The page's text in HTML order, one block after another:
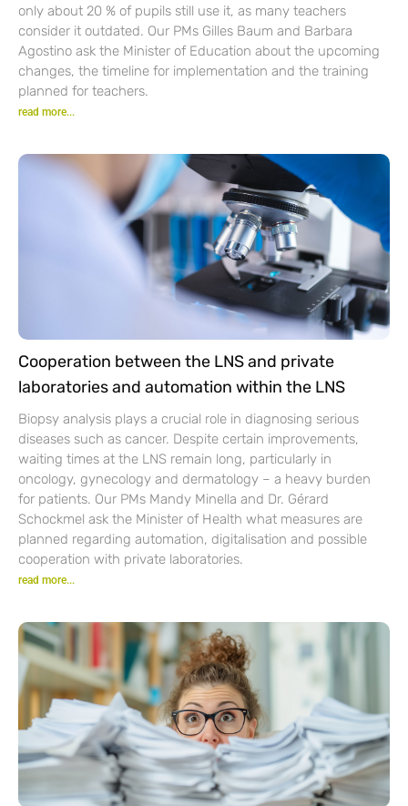
only about 20 % of pupils still use it, as many teachers
consider it outdated. Our PMs Gilles Baum and Barbara
Agostino ask the Minister of Education about the upcoming
changes, the timeline for implementation and the training
planned for teachers.
read more...
Cooperation between the LNS and private
laboratories and automation within the LNS
Biopsy analysis plays a crucial role in diagnosing serious
diseases such as cancer. Despite certain improvements,
waiting times at the LNS remain long, particularly in
oncology, gynecology and dermatology – a heavy burden
for patients. Our PMs Mandy Minella and Dr. Gérard
Schockmel ask the Minister of Health what measures are
planned regarding automation, digitalisation and possible
cooperation with private laboratories.
read more...